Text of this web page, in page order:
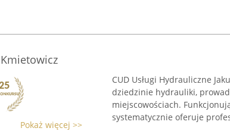
Pokaż więcej >>
CUD Usługi Hydrauliczne
dziedzinie hydrauliki,
miejscowościach.
systematycznie oferuje